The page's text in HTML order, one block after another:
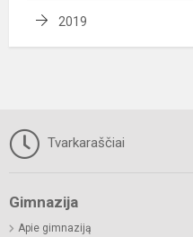
2019
Tvarkaraščiai
Gimnazija
Apie gimnaziją